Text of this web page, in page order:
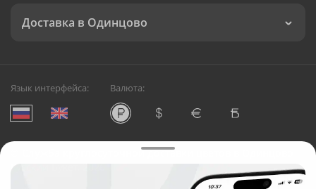
Доставка в Одинцово
Язык интерфейса: Валюта:
Служба круглосуточной доставки цветов в Одинцово
Русский Букет, 2026